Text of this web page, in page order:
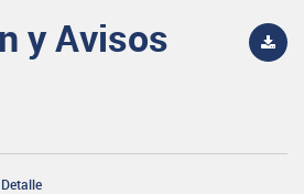
y Avisos
Detalle